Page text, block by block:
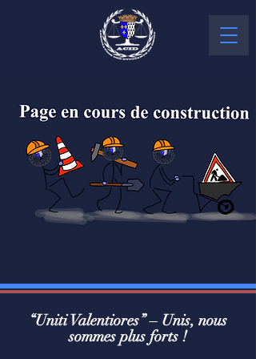
“Uniti Valentiores” – Unis, nous
sommes plus forts !